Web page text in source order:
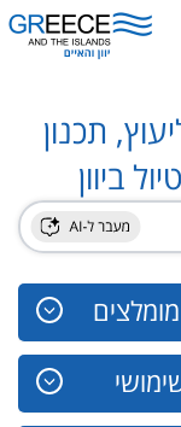
תכנון
ביוון